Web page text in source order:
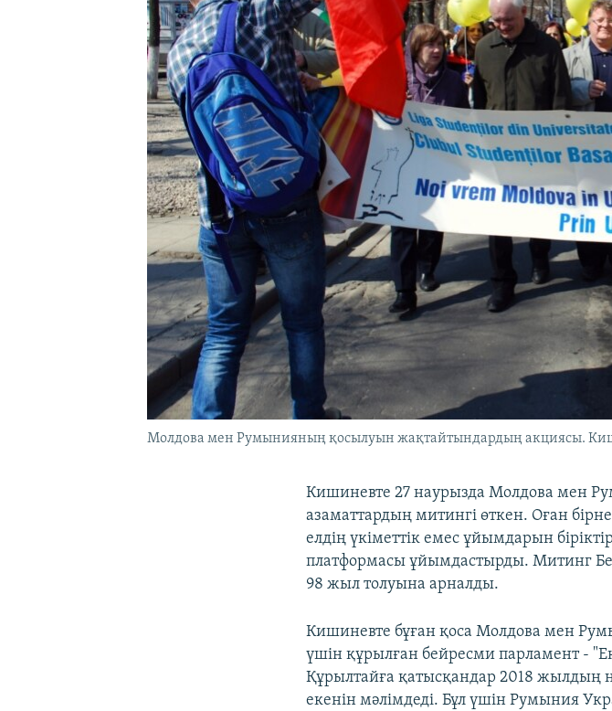
Молдова мен Румынияның қосылуын жақтайтындардың акциясы.
Кишиневте 27 наурызда Молдова мен
азаматтардың митингі өткен. Оған
елдің үкіметтік емес ұйымдарын
платформасы ұйымдастырды. Митинг
98 жыл толуына арналды.
Кишиневте бұған қоса Молдова мен
үшін құрылған бейресми парламент -
Құрылтайға қатысқандар 2018 жылдың
екенін мәлімдеді. Бұл үшін Румыния